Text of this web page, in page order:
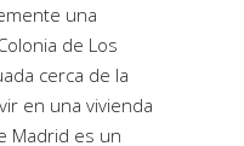
una
de Los
cerca de la
en una vivienda
Madrid es un